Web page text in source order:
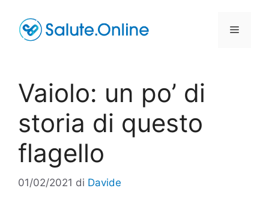
contenuto
Menu
Vaiolo: un po’ di
storia di questo
flagello
01/02/2021 di Davide